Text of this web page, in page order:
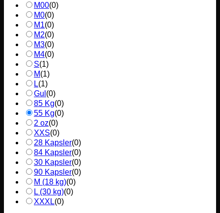
M00(0)
M0(0)
M1(0)
M2(0)
M3(0)
M4(0)
S(1)
M(1)
L(1)
Gul (0)
85 Kg(0)
55 Kg(0)
2 oz(0)
XXS(0)
28 Kapsler(0)
84 Kapsler(0)
30 Kapsler(0)
90 Kapsler(0)
M (18 kg)(0)
L (30 kg)(0)
XXXL(0)